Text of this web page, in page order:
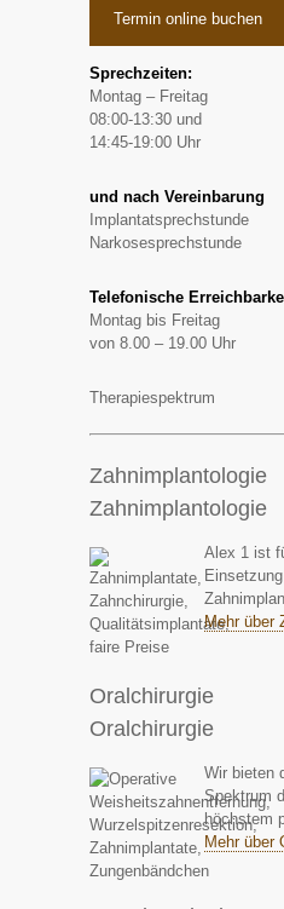
Termin online buchen
Sprechzeiten:
Montag – Freitag
08:00-13:30 und
14:45-19:00 Uhr
und nach Vereinbarung
Implantatsprechstunde
Narkosesprechstunde
Telefonische
Montag bis Freitag
von 8.00 – 19.00 Uhr
Therapiespektrum
Zahnimplantologie
Zahnimplantologie
Alex 1 ist
Mehr über
Oralchirurgie
Oralchirurgie
Wir bieten
Spektrum
höchstem
Mehr über